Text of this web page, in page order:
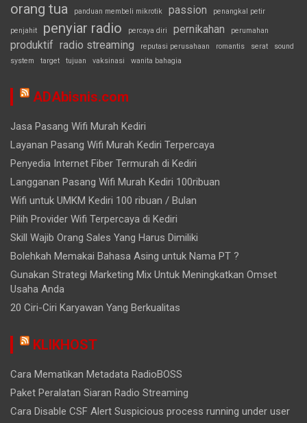
orang tua panduan membeli mikrotik passion penangkal petir
penjahit penyiar radio percaya diri pernikahan perumahan
produktif radio streaming reputasi perusahaan romantis serat
sound
system
target tujuan vaksinasi wanita bahagia
ADAbisnis.com
Jasa Pasang Wifi Murah Kediri
Layanan Pasang Wifi Murah Kediri Terpercaya
Penyedia Internet Fiber Termurah di Kediri
Langganan Pasang Wifi Murah Kediri 100ribuan
Wifi untuk UMKM Kediri 100 ribuan / Bulan
Pilih Provider Wifi Terpercaya di Kediri
Skill Wajib Orang Sales Yang Harus Dimiliki
Bolehkah Memakai Bahasa Asing untuk Nama PT ?
Gunakan Strategi Marketing Mix Untuk Meningkatkan Omset
Usaha Anda
20 Ciri-Ciri Karyawan Yang Berkualitas
KLIKHOST
Cara Mematikan Metadata RadioBOSS
Paket Peralatan Siaran Radio Streaming
Cara Disable CSF Alert Suspicious process running under user